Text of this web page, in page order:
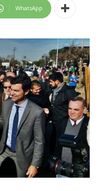
WhatsApp